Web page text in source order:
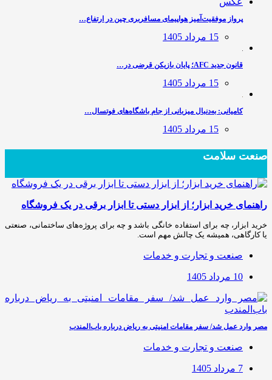
پرواز موفقیت‌آمیز هواپیمای مسافربری چین در ارتفاع…
15 مرداد 1405
قانون جدید AFC؛ پایان بازیکن قرضی در…
15 مرداد 1405
کامیانی: به‌دنبال میزبانی از جام باشگاه‌های فوتسال…
15 مرداد 1405
صنعت سلامت
راهنمای خرید ابزار؛ از ابزار دستی تا ابزار برقی در یک فروشگاه
خرید ابزار، چه برای استفاده خانگی باشد و چه برای پروژه‌های ساختمانی، صنعتی
یا کارگاهی، همیشه یک چالش مهم است.
صنعت و تجارت و خدمات
10 مرداد 1405
مصر وارد عمل شد/ سفر مقامات امنیتی به ریاض درباره باب‌المندب
صنعت و تجارت و خدمات
7 مرداد 1405